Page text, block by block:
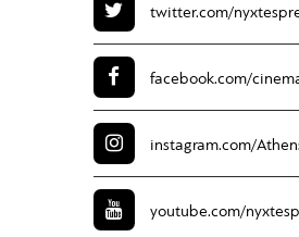
twitter.com/
facebook.com/
instagram.com/
youtube.com/